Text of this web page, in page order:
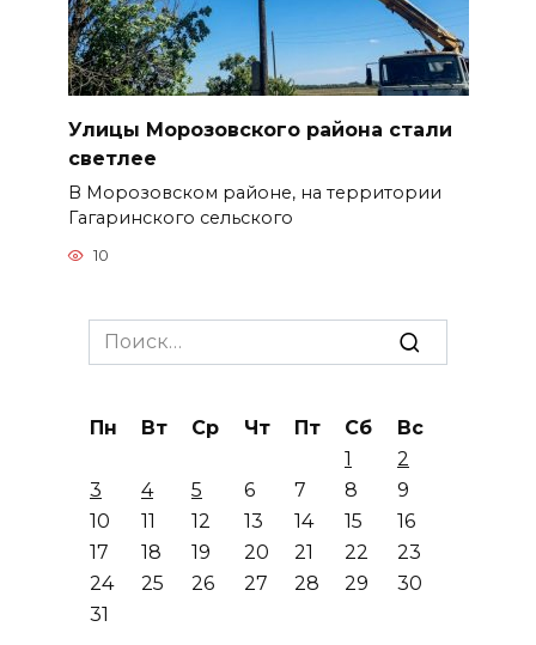
Улицы Морозовского района стали
светлее
В Морозовском районе, на территории
Гагаринского сельского
10
Search
for:
Пн Вт Ср Чт Пт Сб
Вс
1
2
3
4 5 6 7 8
9
10
11 12 13 14 15
16
17
18 19 20 21 22
23
24
25 26 27 28 29
30
31